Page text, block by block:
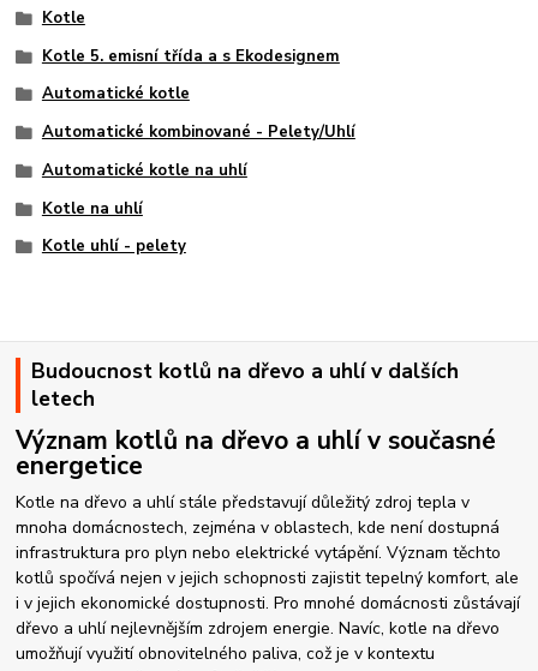
Kotle
Kotle 5. emisní třída a s Ekodesignem
Automatické kotle
Automatické kombinované - Pelety/Uhlí
Automatické kotle na uhlí
Kotle na uhlí
Kotle uhlí - pelety
Budoucnost kotlů na dřevo a uhlí v dalších
letech
Význam kotlů na dřevo a uhlí v současné
energetice
Kotle na dřevo a uhlí stále představují důležitý zdroj tepla v
mnoha domácnostech, zejména v oblastech, kde není dostupná
infrastruktura pro plyn nebo elektrické vytápění. Význam těchto
kotlů spočívá nejen v jejich schopnosti zajistit tepelný komfort, ale
i v jejich ekonomické dostupnosti. Pro mnohé domácnosti zůstávají
dřevo a uhlí nejlevnějším zdrojem energie. Navíc, kotle na dřevo
umožňují využití obnovitelného paliva, což je v kontextu